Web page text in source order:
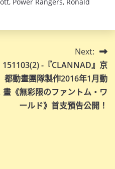
, Power Rangers, Ronald
Next:
151103(2) -『CLANNAD』京
都動畫團隊製作2016年1月動
畫《無彩限のファントム・ワ
ールド》首支預告公開！